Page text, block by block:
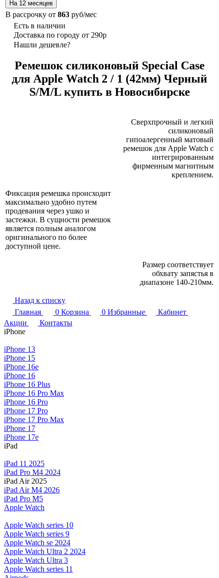
В рассрочку от 863 руб/мес
Есть в наличии
Доставка по городу от 290р
Нашли дешевле?
Ремешок силиконовый Special Case
для Apple Watch 2 / 1 (42мм) Черный
S/M/L купить в Новосибирске
Сверхпрочный и легкий
силиконовый
гипоалергенный матовый
ремешок для Apple Watch с
интегрированным
фирменным магнитным
креплением.
Фиксация ремешка происходит
максимально удобно путем
продевания через ушко и
застежки. В сущности ремешок
является полным аналогом
оригинального по более
доступной цене.
Размер соответствует
обхвату запястья в
диапазоне 140-210мм.
Назад к списку
Главная
0 Корзина 0 Избранные
Кабинет
Акции
Контакты
iPhone
iPhone 13
iPhone 15
iPhone 16e
iPhone 16
iPhone 16 Plus
iPhone 16 Pro Max
iPhone 16 Pro
iPhone 17 Pro
iPhone 17 Pro Max
iPhone 17
iPhone 17e
iPad
iPad 11 2025
iPad Pro M4 2024
iPad Air 2025
iPad Air M4 2026
iPad Pro M5
Apple Watch
Apple Watch series 10
Apple Watch series 9
Apple Watch se 2024
Apple Watch Ultra 2 2024
Apple Watch Ultra 3
Apple Watch series 11